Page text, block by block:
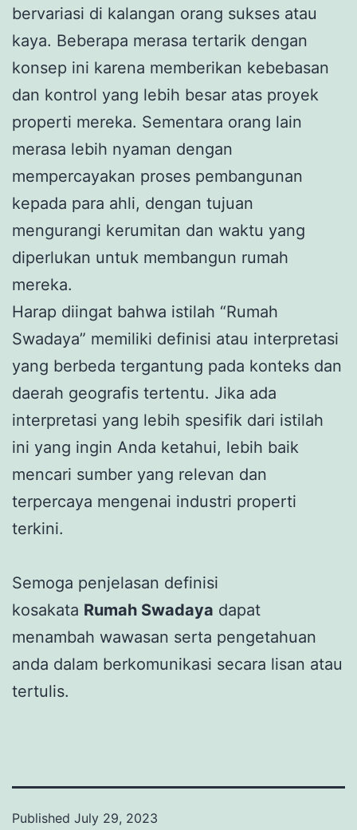
bervariasi di kalangan orang sukses atau
kaya. Beberapa merasa tertarik dengan
konsep ini karena memberikan kebebasan
dan kontrol yang lebih besar atas proyek
properti mereka. Sementara orang lain
merasa lebih nyaman dengan
mempercayakan proses pembangunan
kepada para ahli, dengan tujuan
mengurangi kerumitan dan waktu yang
diperlukan untuk membangun rumah
mereka.
Harap diingat bahwa istilah “Rumah
Swadaya” memiliki definisi atau interpretasi
yang berbeda tergantung pada konteks dan
daerah geografis tertentu. Jika ada
interpretasi yang lebih spesifik dari istilah
ini yang ingin Anda ketahui, lebih baik
mencari sumber yang relevan dan
terpercaya mengenai industri properti
terkini.
Semoga penjelasan definisi
kosakata Rumah Swadaya dapat
menambah wawasan serta pengetahuan
anda dalam berkomunikasi secara lisan atau
tertulis.
Published July 29, 2023